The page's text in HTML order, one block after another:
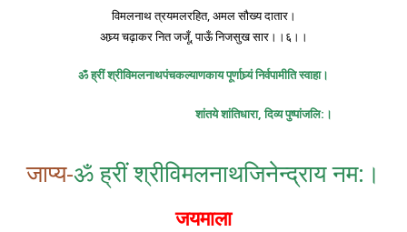
विमलनाथ त्रयमलरहित, अमल सौख्य दातार।
अघ्र्य चढ़ाकर नित जजूँ, पाऊँ निजसुख सार।।६।।
ॐ ह्रीं श्रीविमलनाथपंचकल्याणकाय पूर्णाघ्र्यं निर्वपामीति स्वाहा।
शांतये शांतिधारा, दिव्य पुष्पांजलि:।
जाप्य-ॐ ह्रीं श्रीविमलनाथजिनेन्द्राय नम:।
जयमाला